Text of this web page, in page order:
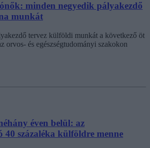
minden negyedik pályakezdő
munkát
tervez külföldi munkát a következő öt
orvos- és egészségtudományi szakokon
éven belül: az
40 százaléka külföldre menne